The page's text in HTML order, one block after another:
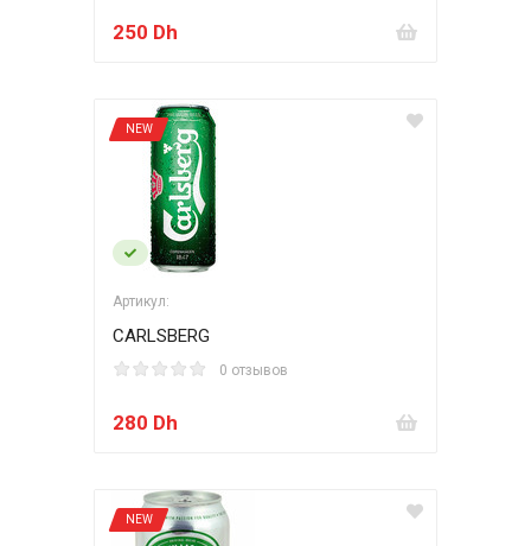
250 Dh
NEW
Артикул:
CARLSBERG
0 отзывов
280 Dh
NEW